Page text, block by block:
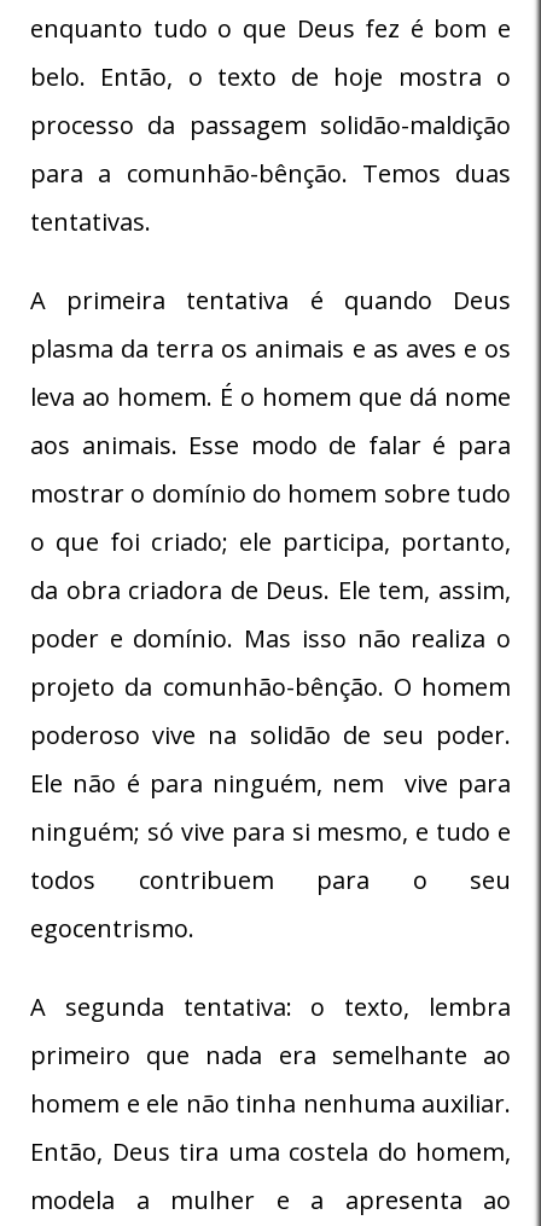
enquanto tudo o que Deus fez é bom e
belo. Então, o texto de hoje mostra o
processo da passagem solidão-maldição
para a comunhão-bênção. Temos duas
tentativas.
A primeira tentativa é quando Deus
plasma da terra os animais e as aves e os
leva ao homem. É o homem que dá nome
aos animais. Esse modo de falar é para
mostrar o domínio do homem sobre tudo
o que foi criado; ele participa, portanto,
da obra criadora de Deus. Ele tem, assim,
poder e domínio. Mas isso não realiza o
projeto da comunhão-bênção. O homem
poderoso vive na solidão de seu poder.
Ele não é para ninguém, nem vive para
ninguém; só vive para si mesmo, e tudo e
todos contribuem para o seu
egocentrismo.
A segunda tentativa: o texto, lembra
primeiro que nada era semelhante ao
homem e ele não tinha nenhuma auxiliar.
Então, Deus tira uma costela do homem,
modela a mulher e a apresenta ao